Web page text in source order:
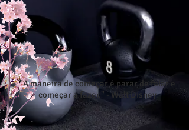
"A maneira de começar é parar de falar e
começar a fazer." - Walt Disney